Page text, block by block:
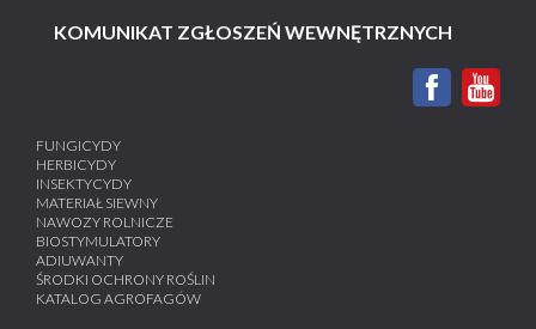
KOMUNIKAT ZGŁOSZEŃ WEWNĘTRZNYCH
FUNGICYDY
HERBICYDY
INSEKTYCYDY
MATERIAŁ SIEWNY
NAWOZY ROLNICZE
BIOSTYMULATORY
ADIUWANTY
ŚRODKI OCHRONY ROŚLIN
KATALOG AGROFAGÓW